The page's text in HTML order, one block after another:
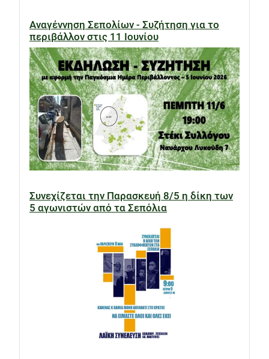
Αναγέννηση Σεπολίων - Συζήτηση για το
περιβάλλον στις 11 Ιουνίου
Συνεχίζεται την Παρασκευή 8/5 η δίκη των
5 αγωνιστών από τα Σεπόλια